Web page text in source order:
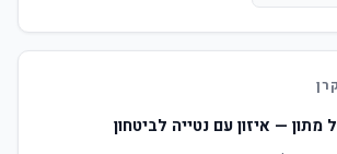
מתון — איזון עם נטייה לביטחון